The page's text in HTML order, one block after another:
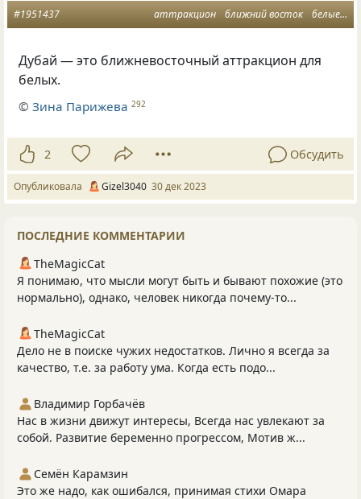
аттракцион ближний восток белые
#1951437
Дубай — это ближневосточный аттракцион для
белых.
©Зина Парижева 292
2 Обсудить
Опубликовала Gizel3040 30 дек 2023
ПОСЛЕДНИЕ КОММЕНТАРИИ
TheMagicCat
Я понимаю, что мысли могут быть и бывают похожие (это
нормально), однако, человек никогда почему-то...
TheMagicCat
Дело не в поиске чужих недостатков. Лично я всегда за
качество, т.е. за работу ума. Когда есть подо...
Владимир Горбачёв
Нас в жизни движут интересы, Всегда нас увлекают за
собой. Развитие беременно прогрессом, Мотив ж...
Семён Карамзин
Это же надо, как ошибался, принимая стихи Омара